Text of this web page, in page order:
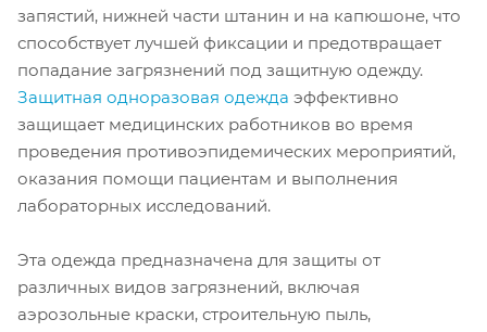
запястий, нижней части штанин и на капюшоне, что
способствует лучшей фиксации и предотвращает
попадание загрязнений под защитную одежду.
Защитная одноразовая одежда эффективно
защищает медицинских работников во время
проведения противоэпидемических мероприятий,
оказания помощи пациентам и выполнения
лабораторных исследований.
Эта одежда предназначена для защиты от
различных видов загрязнений, включая
аэрозольные краски, строительную пыль,